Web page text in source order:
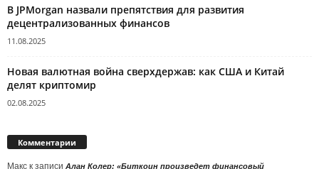
В JPMorgan назвали препятствия для развития
децентрализованных финансов
11.08.2025
Новая валютная война сверхдержав: как США и Китай
делят криптомир
02.08.2025
Комментарии
Макс к записи Алан Колер: «Биткоин произведет финансовый